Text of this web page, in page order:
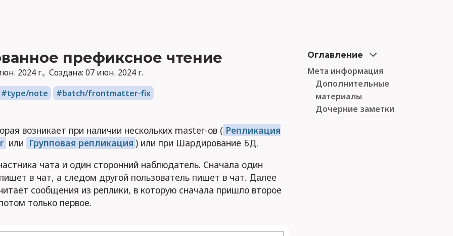
префиксное чтение
2024 г. Создана: 07 июн. 2024 г.
type/note
batch/frontmatter-fix
возникает при наличии нескольких master-ов ( Репликация
или Групповая репликация ) или при Шардирование БД.
чата и один сторонний наблюдатель. Сначала один
в чат, а следом другой пользователь пишет в чат. Далее
сообщения из реплики, в которую сначала пришло второе
только первое.
Оглавление
Мета информация
Дополнительные
материалы
Дочерние заметки